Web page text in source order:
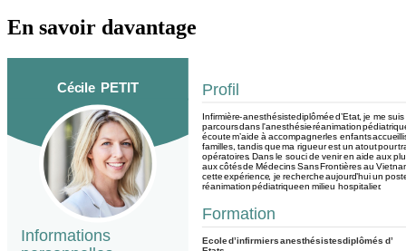
En savoir davantage